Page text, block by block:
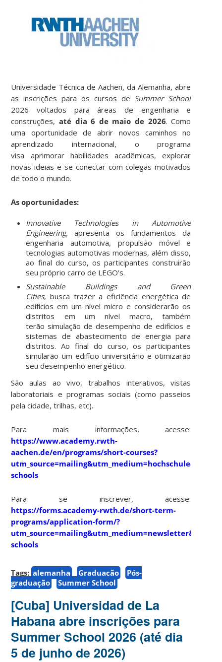
Universidade Técnica de Aachen, da Alemanha, abre
as inscrições para os cursos de Summer School
2026 voltados para áreas de engenharia e
construções,até dia 6 de maio de 2026. Como
uma oportunidade de abrir novos caminhos no
aprendizado internacional, o programa
visa aprimorar habilidades acadêmicas, explorar
novas ideias e se conectar com colegas motivados
de todo o mundo.
As oportunidades:
Innovative Technologies in Automotive
Engineering, apresenta os fundamentos da
engenharia automotiva, propulsão móvel e
tecnologias automotivas modernas, além disso,
ao final do curso, os participantes construirão
seu próprio carro de LEGO’s.
Sustainable Buildings and Green
Cities, busca trazer a eficiência energética de
edifícios em um nível micro e considerarão os
distritos em um nível macro, também
terão simulação de desempenho de edifícios e
sistemas de abastecimento de energia para
distritos. Ao final do curso, os participantes
simularão um edifício universitário e otimizarão
seu desempenho energético.
São aulas ao vivo, trabalhos interativos, vistas
laboratoriais e programas sociais (como passeios
pela cidade, trilhas, etc).
Para mais informações, acesse:
https://www.academy.rwth-
aachen.de/en/programs/short-courses?
schools
Para se inscrever, acesse:
https://forms.academy-rwth.de/short-term-
programs/application-form/?
schools
Tags: alemanha Graduação
Pós-
graduação
Summer School
[Cuba] Universidad de La
Habana abre inscrições para
Summer School 2026 (até dia
5 de junho de 2026)